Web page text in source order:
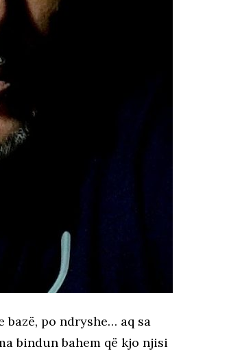
bazë, po ndryshe… aq sa
bindun bahem që kjo njisi